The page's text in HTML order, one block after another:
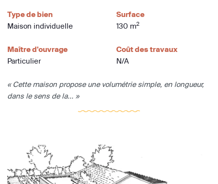
Type de bien
Maison individuelle
Surface
130 m2
Maître d'ouvrage
Particulier
Coût des travaux
N/A
« Cette maison propose une volumétrie simple, en longueur,
dans le sens de la... »